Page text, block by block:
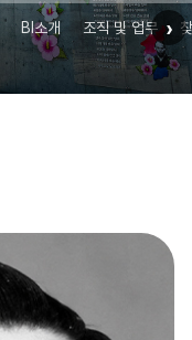
BI소개 조직 및 업무 ›